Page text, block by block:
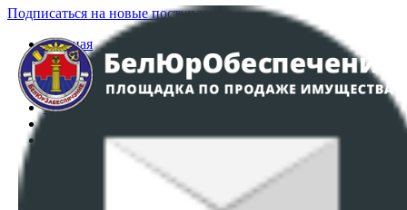
Подписаться на новые поступления
Главная
Аукционы
Интернет-магазин
Регламент организации и проведения торгов
Политика в отношении обработки персональных
ПОЛОЖЕНИЕ О ПОЛИТИКЕ ОБРАБОТКИ COOKIE-